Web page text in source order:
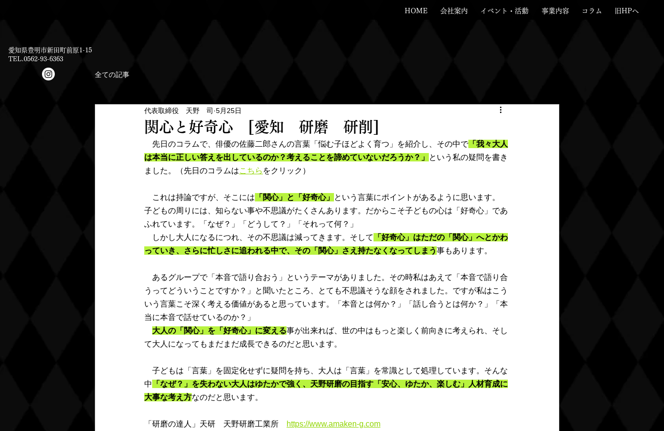
愛知県豊明市新田町前原1-15
TEL.0562-93-6363
HOME 会社案内 イベント・活動 事業内容 コラム 旧HPへ
全ての記事
関心と好奇心 [愛知 研磨 研削]
代表取締役 天野 司 5月25日
先日のコラムで、俳優の佐藤二郎さんの言葉「悩む子ほどよく育つ」を紹介し、その中で 「我々大人
は本当に正しい答えを出しているのか？考えることを諦めていないだろうか？」 という私の疑問を書き
ました。（先日のコラムはこちら をクリック）
これは持論ですが、そこには 「関心」と「好奇心」 という言葉にポイントがあるように思います。
子どもの周りには、知らない事や不思議がたくさんあります。だからこそ子どもの心は「好奇心」であ
ふれています。「なぜ？」「どうして？」「それって何？」
しかし大人になるにつれ、その不思議は減ってきます。そして
「好奇心」はただの「関心」へとかわ
っていき、さらに忙しさに追われる中で、その「関心」さえ持たなくなってしまう事もあります。
あるグループで「本音で語り合おう」というテーマがありました。その時私はあえて「本音で語り合
うってどういうことですか？」と聞いたところ、とても不思議そうな顔をされました。ですが私はこう
いう言葉こそ深く考える価値があると思っています。「本音とは何か？」「話し合うとは何か？」「本
当に本音で話せているのか？」
大人の「関心」を「好奇心」に変える事が出来れば、世の中はもっと楽しく前向きに考えられ、そし
て大人になってもまだまだ成長できるのだと思います。
子どもは「言葉」を固定化せずに疑問を持ち、大人は「言葉」を常識として処理しています。そんな
中
「なぜ？」を失わない大人はゆたかで強く、天野研磨の目指す「安心、ゆたか、楽しむ」人材育成に
大事な考え方なのだと思います。
「研磨の達人」天研　天野研磨工業所 https://www.amaken-g.com